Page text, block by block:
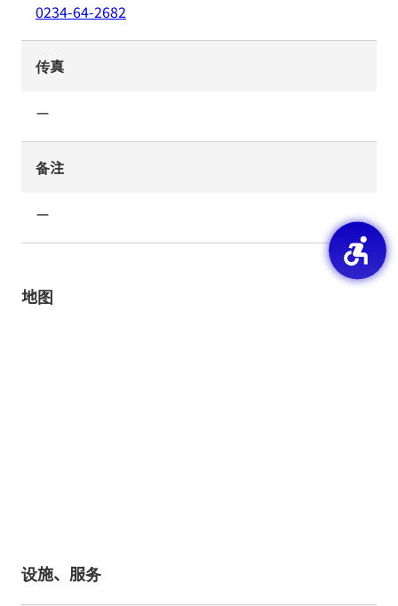
0234-64-2682
传真
ー
备注
ー
地图
设施、服务